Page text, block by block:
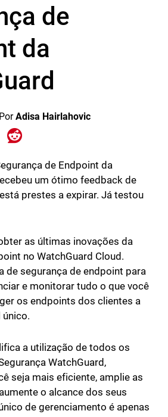
de
da
PorAdisa Hairlahovic
Facebook
on X
Share on Reddit
de Endpoint da
um ótimo feedback de
prestes a expirar. Já testou
as últimas inovações da
no WatchGuard Cloud.
de segurança de endpoint para
e monitorar tudo o que você
os endpoints dos clientes a
único.
a utilização de todos os
WatchGuard,
seja mais eficiente, amplie as
o alcance dos seus
de gerenciamento é apenas